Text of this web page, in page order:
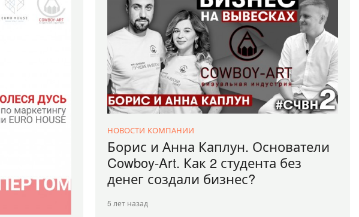
НОВОСТИ КОМПАНИИ
Борис и Анна Каплун. Основатели
Cowboy-Art. Как 2 студента без
денег создали бизнес?
5 лет назад